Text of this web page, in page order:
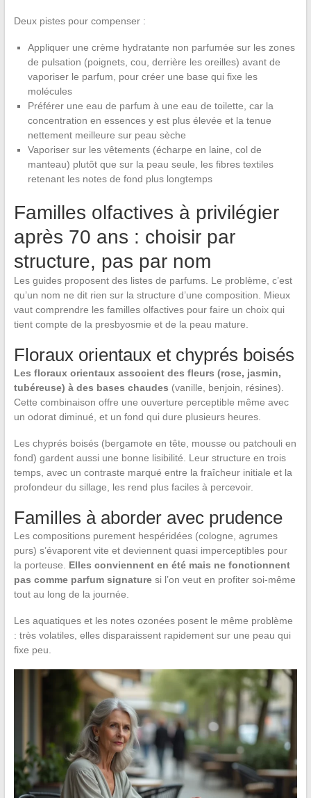
Deux pistes pour compenser :
Appliquer une crème hydratante non parfumée sur les zones
de pulsation (poignets, cou, derrière les oreilles) avant de
vaporiser le parfum, pour créer une base qui fixe les
molécules
Préférer une eau de parfum à une eau de toilette, car la
concentration en essences y est plus élevée et la tenue
nettement meilleure sur peau sèche
Vaporiser sur les vêtements (écharpe en laine, col de
manteau) plutôt que sur la peau seule, les fibres textiles
retenant les notes de fond plus longtemps
Familles olfactives à privilégier
après 70 ans : choisir par
structure, pas par nom
Les guides proposent des listes de parfums. Le problème, c’est
qu’un nom ne dit rien sur la structure d’une composition. Mieux
vaut comprendre les familles olfactives pour faire un choix qui
tient compte de la presbyosmie et de la peau mature.
Floraux orientaux et chyprés boisés
Les floraux orientaux associent des fleurs (rose, jasmin,
tubéreuse) à des bases chaudes (vanille, benjoin, résines).
Cette combinaison offre une ouverture perceptible même avec
un odorat diminué, et un fond qui dure plusieurs heures.
Les chyprés boisés (bergamote en tête, mousse ou patchouli en
fond) gardent aussi une bonne lisibilité. Leur structure en trois
temps, avec un contraste marqué entre la fraîcheur initiale et la
profondeur du sillage, les rend plus faciles à percevoir.
Familles à aborder avec prudence
Les compositions purement hespéridées (cologne, agrumes
purs) s’évaporent vite et deviennent quasi imperceptibles pour
la porteuse. Elles conviennent en été mais ne fonctionnent
pas comme parfum signaturesi l’on veut en profiter soi-même
tout au long de la journée.
Les aquatiques et les notes ozonées posent le même problème
: très volatiles, elles disparaissent rapidement sur une peau qui
fixe peu.